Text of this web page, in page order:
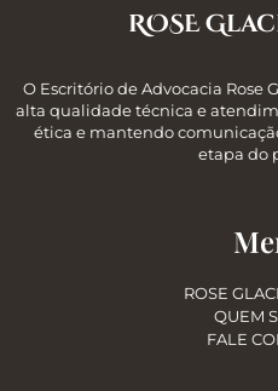
ROSE
O Escritório de Advocacia Rose
alta qualidade técnica e
ética e mantendo
etapa do
ROSE
QUEM
FALE